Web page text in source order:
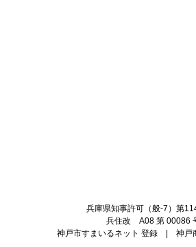
兵庫県知事許可（般-7）第
兵住改 A08 第 00086
神戸市すまいるネット 登録 | 神戸